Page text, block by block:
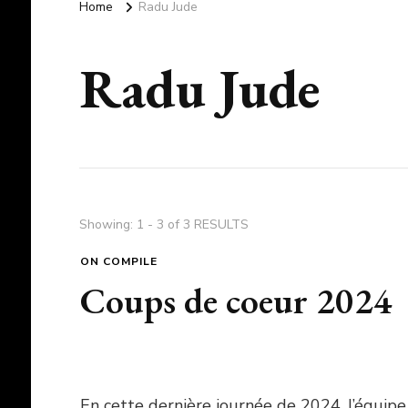
Home Radu Jude
Radu Jude
Showing: 1 - 3 of 3 RESULTS
ON COMPILE
Coups de coeur 2024